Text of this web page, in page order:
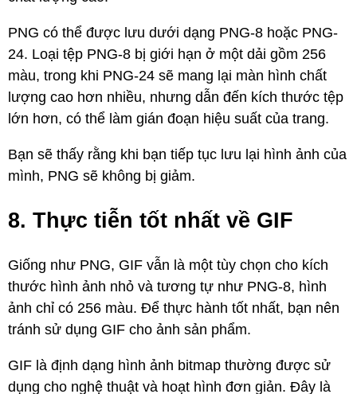
PNG có thể được lưu dưới dạng PNG-8 hoặc PNG-
24. Loại tệp PNG-8 bị giới hạn ở một dải gồm 256
màu, trong khi PNG-24 sẽ mang lại màn hình chất
lượng cao hơn nhiều, nhưng dẫn đến kích thước tệp
lớn hơn, có thể làm gián đoạn hiệu suất của trang.
Bạn sẽ thấy rằng khi bạn tiếp tục lưu lại hình ảnh của
mình, PNG sẽ không bị giảm.
8. Thực tiễn tốt nhất về GIF
Giống như PNG, GIF vẫn là một tùy chọn cho kích
thước hình ảnh nhỏ và tương tự như PNG-8, hình
ảnh chỉ có 256 màu. Để thực hành tốt nhất, bạn nên
tránh sử dụng GIF cho ảnh sản phẩm.
GIF là định dạng hình ảnh bitmap thường được sử
dụng cho nghệ thuật và hoạt hình đơn giản. Đây là